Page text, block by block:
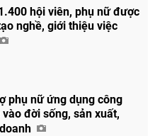
sẻ
hội viên, phụ nữ được
nghề, giới thiệu việc
phụ nữ ứng dụng công
vào đời sống, sản xuất,